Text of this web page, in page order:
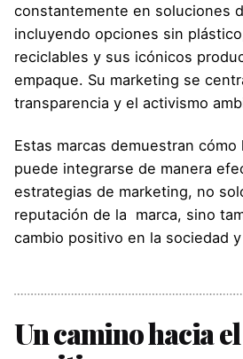
constantemente en soluciones
incluyendo opciones sin
reciclables y sus icónicos
empaque. Su marketing se
transparencia y el activismo
Estas marcas demuestran
puede integrarse de manera
estrategias de marketing, no
reputación de la marca, sino
cambio positivo en la sociedad
Un camino hacia